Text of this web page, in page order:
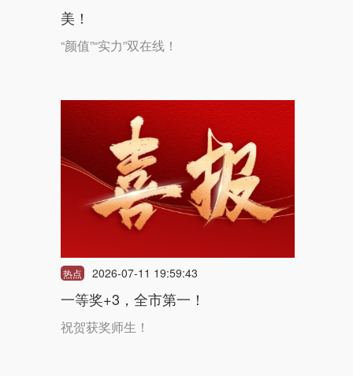
美！
“颜值”“实力”双在线！
热点 2026-07-11 19:59:43
一等奖+3，全市第一！
祝贺获奖师生！